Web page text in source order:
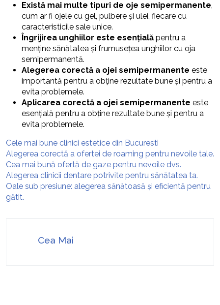
Există mai multe tipuri de oje semipermanente,
cum ar fi ojele cu gel, pulbere și ulei, fiecare cu
caracteristicile sale unice.
Îngrijirea unghiilor este esențială pentru a
menține sănătatea și frumusețea unghiilor cu oja
semipermanentă.
Alegerea corectă a ojei semipermanente este
importantă pentru a obține rezultate bune și pentru a
evita problemele.
Aplicarea corectă a ojei semipermanente este
esențială pentru a obține rezultate bune și pentru a
evita problemele.
Cele mai bune clinici estetice din Bucuresti
Alegerea corectă a ofertei de roaming pentru nevoile tale.
Cea mai bună ofertă de gaze pentru nevoile dvs.
Alegerea clinicii dentare potrivite pentru sănătatea ta.
Oale sub presiune: alegerea sănătoasă și eficientă pentru
gătit.
Cea Mai